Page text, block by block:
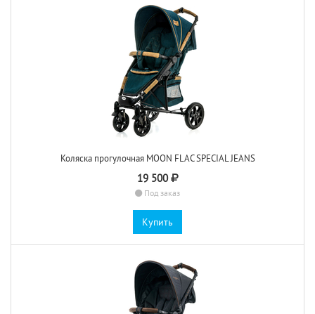
Коляска прогулочная MOON FLAC SPECIAL JEANS
19 500
Под заказ
Купить